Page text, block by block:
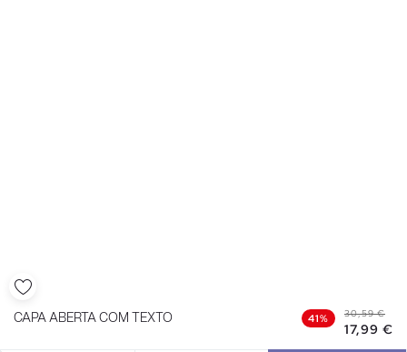
CAPA ABERTA COM TEXTO 41% 30,59 €
17,99 €